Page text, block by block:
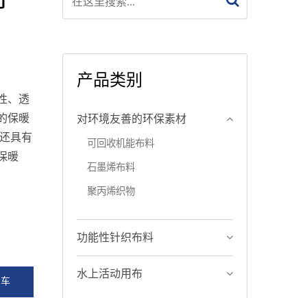
、透
保暖
具有
暖
产品类别
对环境友善的环保素材
可回收机能布料
石墨烯布料
聚丙烯织物
功能性针织布料
水上活动用布